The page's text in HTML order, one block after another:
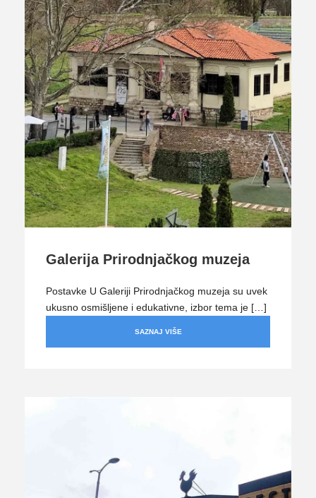
Galerija Prirodnjačkog muzeja
Postavke U Galeriji Prirodnjačkog muzeja su uvek
ukusno osmišljene i edukativne, izbor tema je […]
SAZNAJ VIŠE